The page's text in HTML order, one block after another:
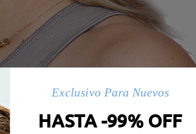
Exclusivo Para Nuevos
HASTA -99% OFF